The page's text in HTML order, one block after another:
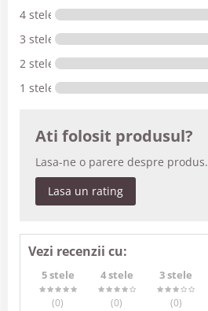
4 stele
3 stele
2 stele
1 stele
Ati folosit produsul?
Lasa-ne o parere despre produs.
Lasa un rating
Vezi recenzii cu:
5 stele
(0)
4 stele
(0)
3 stele
(0)